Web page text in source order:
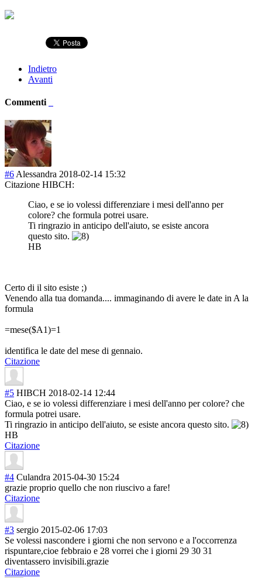
Indietro
Avanti
Commenti
#6 Alessandra 2018-02-14 15:32
Citazione HIBCH:
Ciao, e se io volessi differenziare i mesi dell'anno per
colore? che formula potrei usare.
Ti ringrazio in anticipo dell'aiuto, se esiste ancora
questo sito.
HB
Certo di il sito esiste ;)
Venendo alla tua domanda.... immaginando di avere le date in A la
formula
=mese($A1)=1
identifica le date del mese di gennaio.
Citazione
#5 HIBCH 2018-02-14 12:44
Ciao, e se io volessi differenziare i mesi dell'anno per colore? che
formula potrei usare.
Ti ringrazio in anticipo dell'aiuto, se esiste ancora questo sito.
HB
Citazione
#4 Culandra 2015-04-30 15:24
grazie proprio quello che non riuscivo a fare!
Citazione
#3 sergio 2015-02-06 17:03
Se volessi nascondere i giorni che non servono e a l'occorrenza
rispuntare,cioe febbraio e 28 vorrei che i giorni 29 30 31
diventassero invisibili.grazie
Citazione